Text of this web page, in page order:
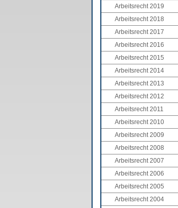
Arbeitsrecht 2019
Arbeitsrecht 2018
Arbeitsrecht 2017
Arbeitsrecht 2016
Arbeitsrecht 2015
Arbeitsrecht 2014
Arbeitsrecht 2013
Arbeitsrecht 2012
Arbeitsrecht 2011
Arbeitsrecht 2010
Arbeitsrecht 2009
Arbeitsrecht 2008
Arbeitsrecht 2007
Arbeitsrecht 2006
Arbeitsrecht 2005
Arbeitsrecht 2004